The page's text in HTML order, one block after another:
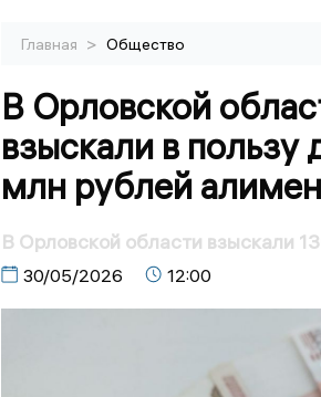
Главная > Общество
В Орловской
взыскали в пользу
млн рублей
В Орловской области взыскали
30/05/2026 12:00